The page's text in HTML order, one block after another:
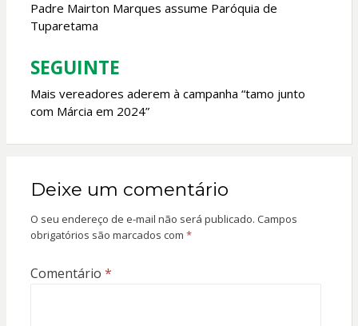
de
Post
Padre Mairton Marques assume Paróquia de
Tuparetama
SEGUINTE
Mais vereadores aderem à campanha “tamo junto
com Márcia em 2024”
Deixe um comentário
O seu endereço de e-mail não será publicado. Campos
obrigatórios são marcados com *
Comentário *